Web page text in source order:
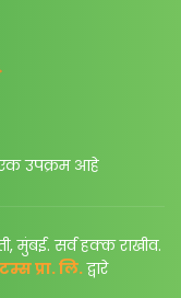
उपक्रम आहे
मुंबई. सर्व हक्क राखीव.
प्रा. लि.द्वारे